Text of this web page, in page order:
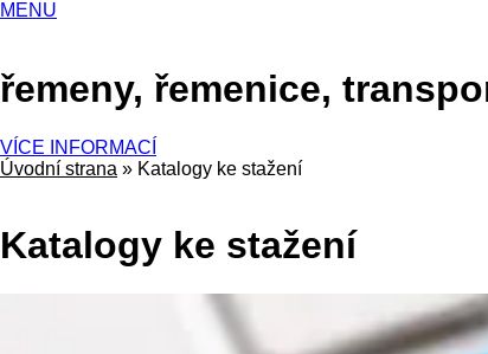
MENU
řemeny, řemenice,
VÍCE INFORMACÍ
Úvodní strana » Katalogy ke stažení
Katalogy ke stažení